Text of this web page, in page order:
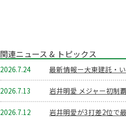
関連ニュース & トピックス
2026.7.24 最新情報ー大東建託・
2026.7.13 岩井明愛 メジャー初制
2026.7.12 岩井明愛が3打差2位で